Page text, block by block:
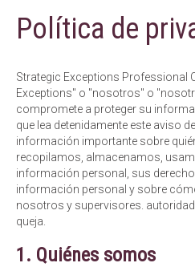
Política de
Strategic Exceptions Professional
Exceptions" o "nosotros" o
compromete a proteger su
que lea detenidamente este aviso
información importante sobre
recopilamos, almacenamos,
información personal, sus
información personal y sobre
nosotros y supervisores.
queja.
1. Quiénes somos